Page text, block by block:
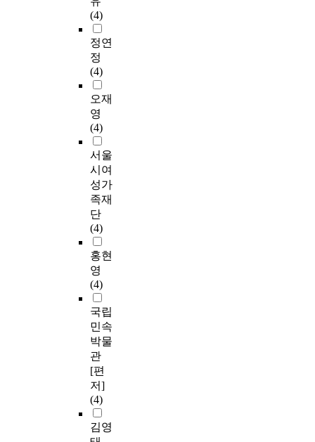
(4)
정연
정
(4)
오재
영
(4)
서울
시여
성가
족재
단
(4)
홍현
영
(4)
국립
민속
박물
관
[편
저]
(4)
김영